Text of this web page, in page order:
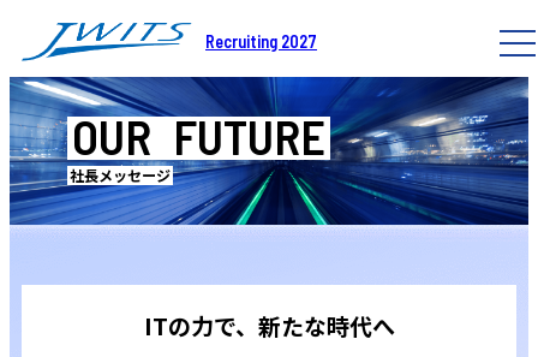
Recruiting 2027
OUR FUTURE
社長メッセージ
ITの力で、新たな時代へ